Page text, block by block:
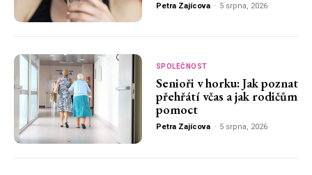
Petra Zajícova - 5 srpna, 2026
SPOLEČNOST
Senioři v horku: Jak poznat
přehřátí včas a jak rodičům
pomoct
Petra Zajícova - 5 srpna, 2026